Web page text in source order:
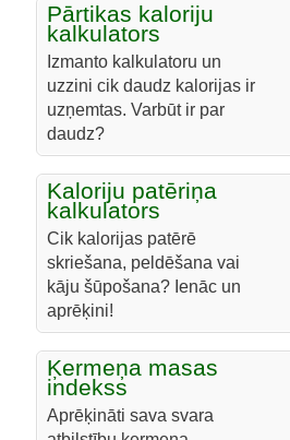
Pārtikas kaloriju
kalkulators
Izmanto kalkulatoru un
uzzini cik daudz kalorijas ir
uzņemtas. Varbūt ir par
daudz?
Kaloriju patēriņa
kalkulators
Cik kalorijas patērē
skriešana, peldēšana vai
kāju šūpošana? Ienāc un
aprēķini!
Ķermeņa masas
indekss
Aprēķināti sava svara